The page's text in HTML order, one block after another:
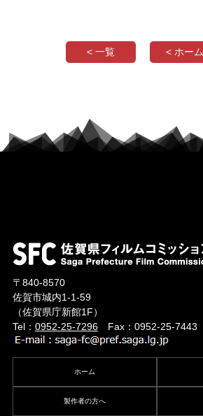
< 一覧 < ホーム
〒840-8570
佐賀市城内1-1-59
（佐賀県庁新館1F）
Tel： 0952-25-7296Fax：0952-25-7443
ホーム
製作者の方へ